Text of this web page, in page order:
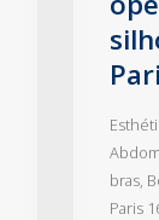
bras,
Paris